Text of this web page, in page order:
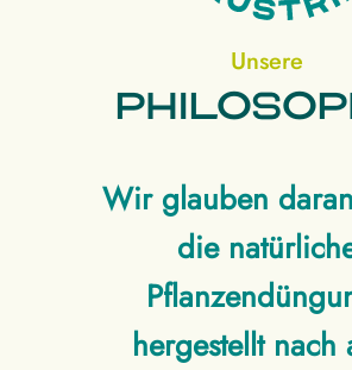
Unsere
Wir glauben
die
hergestellt nach